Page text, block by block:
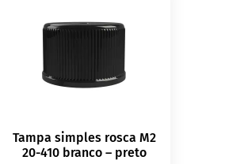
Tampa simples rosca M2
20-410 branco – preto